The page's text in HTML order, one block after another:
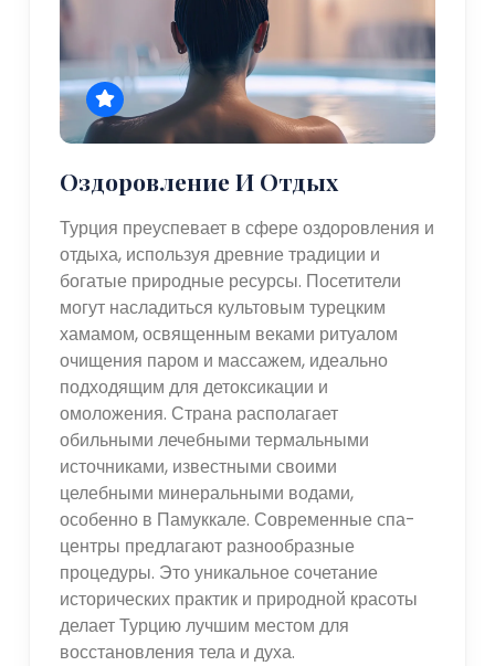
Оздоровление И Отдых
Турция преуспевает в сфере оздоровления и
отдыха, используя древние традиции и
богатые природные ресурсы. Посетители
могут насладиться культовым турецким
хамамом, освященным веками ритуалом
очищения паром и массажем, идеально
подходящим для детоксикации и
омоложения. Страна располагает
обильными лечебными термальными
источниками, известными своими
целебными минеральными водами,
особенно в Памуккале. Современные спа-
центры предлагают разнообразные
процедуры. Это уникальное сочетание
исторических практик и природной красоты
делает Турцию лучшим местом для
восстановления тела и духа.